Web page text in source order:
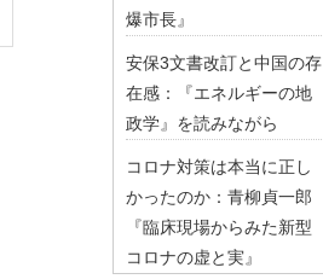
爆市長』
安保3文書改訂と中国の存
在感：『エネルギーの地
政学』を読みながら
コロナ対策は本当に正し
かったのか：青柳貞一郎
『臨床現場からみた新型
コロナの虚と実』